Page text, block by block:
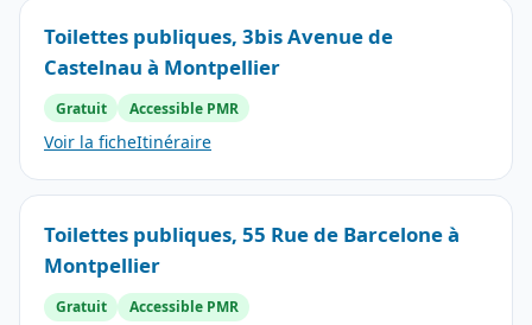
Toilettes publiques, 3bis Avenue de
Castelnau à Montpellier
Gratuit Accessible PMR
Voir la ficheItinéraire
Toilettes publiques, 55 Rue de Barcelone à
Montpellier
Gratuit Accessible PMR